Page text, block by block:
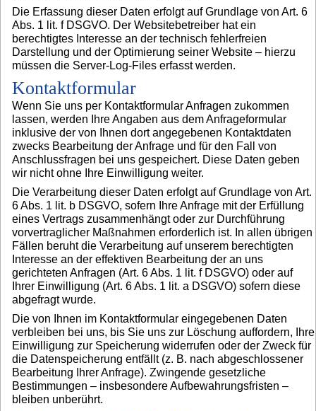
Die Erfassung dieser Daten erfolgt auf Grundlage von Art. 6
Abs. 1 lit. f DSGVO. Der Websitebetreiber hat ein
berechtigtes Interesse an der technisch fehlerfreien
Darstellung und der Optimierung seiner Website – hierzu
müssen die Server-Log-Files erfasst werden.
Kontaktformular
Wenn Sie uns per Kontaktformular Anfragen zukommen
lassen, werden Ihre Angaben aus dem Anfrageformular
inklusive der von Ihnen dort angegebenen Kontaktdaten
zwecks Bearbeitung der Anfrage und für den Fall von
Anschlussfragen bei uns gespeichert. Diese Daten geben
wir nicht ohne Ihre Einwilligung weiter.
Die Verarbeitung dieser Daten erfolgt auf Grundlage von Art.
6 Abs. 1 lit. b DSGVO, sofern Ihre Anfrage mit der Erfüllung
eines Vertrags zusammenhängt oder zur Durchführung
vorvertraglicher Maßnahmen erforderlich ist. In allen übrigen
Fällen beruht die Verarbeitung auf unserem berechtigten
Interesse an der effektiven Bearbeitung der an uns
gerichteten Anfragen (Art. 6 Abs. 1 lit. f DSGVO) oder auf
Ihrer Einwilligung (Art. 6 Abs. 1 lit. a DSGVO) sofern diese
abgefragt wurde.
Die von Ihnen im Kontaktformular eingegebenen Daten
verbleiben bei uns, bis Sie uns zur Löschung auffordern, Ihre
Einwilligung zur Speicherung widerrufen oder der Zweck für
die Datenspeicherung entfällt (z. B. nach abgeschlossener
Bearbeitung Ihrer Anfrage). Zwingende gesetzliche
Bestimmungen – insbesondere Aufbewahrungsfristen –
bleiben unberührt.